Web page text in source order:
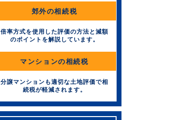
郊外の相続税
倍率方式を使用した評価の方法と減額
のポイントを解説しています。
マンションの相続税
分譲マンションも適切な土地評価で相
続税が軽減されます。